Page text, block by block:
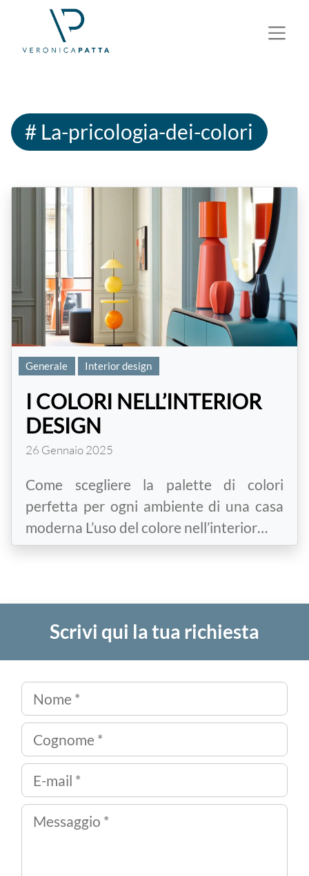
# La-pricologia-dei-colori
Generale Interior design
I COLORI NELL’INTERIOR
DESIGN
26 Gennaio 2025
Come scegliere la palette di colori
perfetta per ogni ambiente di una casa
moderna L’uso del colore nell’interior…
Scrivi qui la tua richiesta